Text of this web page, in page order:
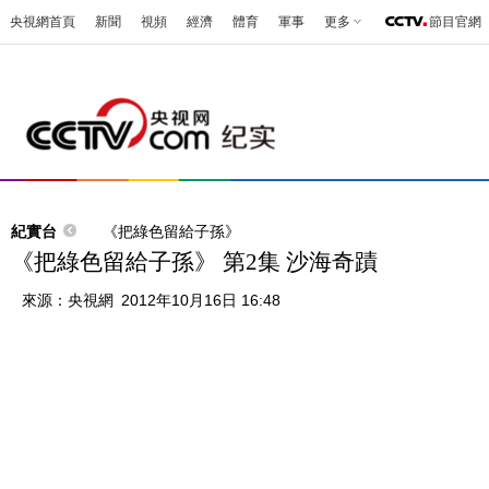
央視網首頁 新聞 視頻 經濟 體育 軍事 更多 節目官網
紀實台 《把綠色留給子孫》
《把綠色留給子孫》 第2集 沙海奇蹟
來源： 央視網 2012年10月16日 16:48